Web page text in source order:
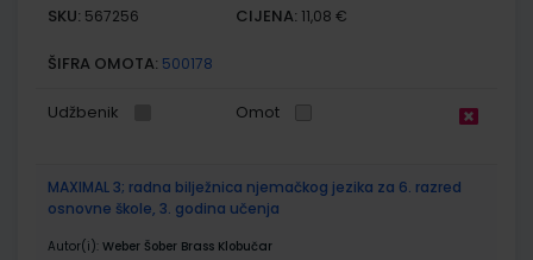
SKU: 567256 CIJENA: 11,08 €
ŠIFRA OMOTA: 500178
Udžbenik Omot
MAXIMAL 3; radna bilježnica njemačkog jezika za 6. razred
osnovne škole, 3. godina učenja
Autor(i): Weber Šober Brass Klobučar